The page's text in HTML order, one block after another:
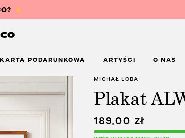
KARTA PODARUNKOWA ARTYŚCI O NAS
MICHAŁ LOBA
Plakat
189,00 zł